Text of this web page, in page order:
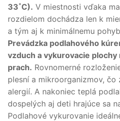
33˚C). V miestnosti vďaka
rozdielom dochádza len k
a tým aj k minimálnemu
Prevádzka podlahového
vzduch a vykurovacie
prach. Rovnomerné
plesní a mikroorganizmov, čo
alergií. A nakoniec teplá
dospelých aj deti hrajúce sa
Podlahové vykurovanie